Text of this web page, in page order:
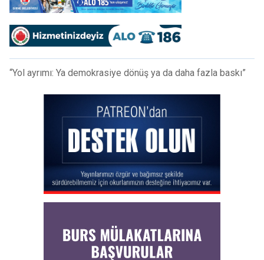
“Yol ayrımı: Ya demokrasiye dönüş ya da daha fazla baskı”